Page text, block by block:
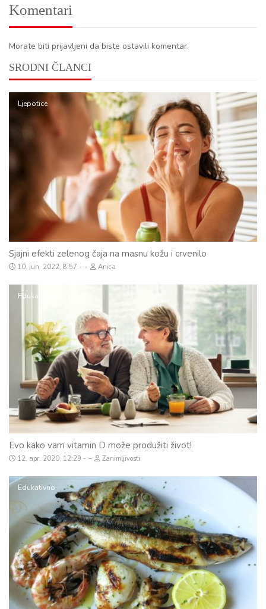
Komentari
Morate biti prijavljeni da biste ostavili komentar.
SRODNI ČLANCI
Ljepotice
Sjajni efekti zelenog čaja na masnu kožu i crvenilo
10. jun. 2022, 8:57 - Anica
Edukativno
Evo kako vam vitamin D može produžiti život!
12. apr. 2020, 12:29 - Zanimljivosti
Edukativno